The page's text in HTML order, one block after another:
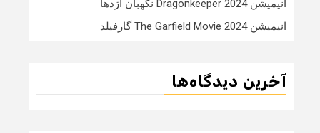
انیمیشن Dragonkeeper 2024 نگهبان اژدها
انیمیشن The Garfield Movie 2024 گارفیلد
آخرین دیدگاه‌ها